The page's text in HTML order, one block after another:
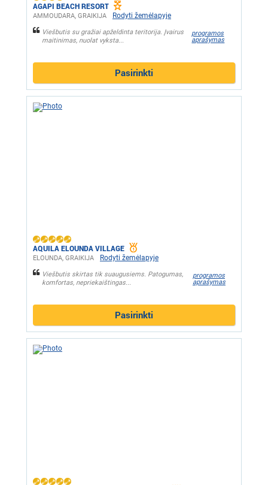
AGAPI BEACH RESORT
AMMOUDARA, GRAIKIJA Rodyti žemėlapyje
Viešbutis su gražiai apželdinta teritorija. Įvairus
maitinimas, nuolat vyksta...
programos
aprašymas
Pasirinkti
AQUILA ELOUNDA VILLAGE
ELOUNDA, GRAIKIJA Rodyti žemėlapyje
Viešbutis skirtas tik suaugusiems. Patogumas,
komfortas, nepriekaištingas...
programos
aprašymas
Pasirinkti